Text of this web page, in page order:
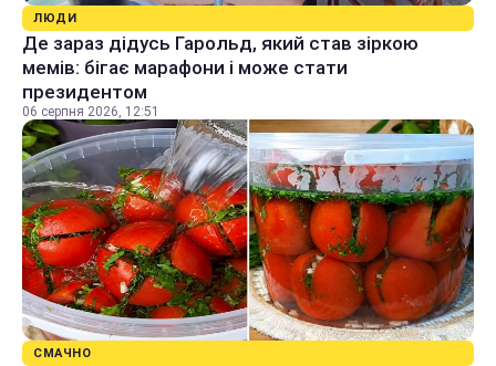
ЛЮДИ
Де зараз дідусь Гарольд, який став зіркою
мемів: бігає марафони і може стати
президентом
06 серпня 2026, 12:51
СМАЧНО